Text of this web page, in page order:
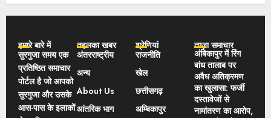
हमारे बारे में
सुरगुजा समय एक
प्रतिष्ठित समाचार
पोर्टल है जो आपको
सुरगुजा और उसके
आस-पास के इलाकों
तहलका खबर
अंतरराष्ट्रीय
अन्य
About Us
आंतरिक भाग
श्रेणियां
राजनीति
खेल
छत्तीसगढ़
अम्बिकापुर
ताज़ा समाचार
अंबिकापुर में रिंग
बांध तालाब पर
अवैध अतिक्रमण
का खुलासा: फर्जी
दस्तावेजों से
नामांतरण का आरोप,